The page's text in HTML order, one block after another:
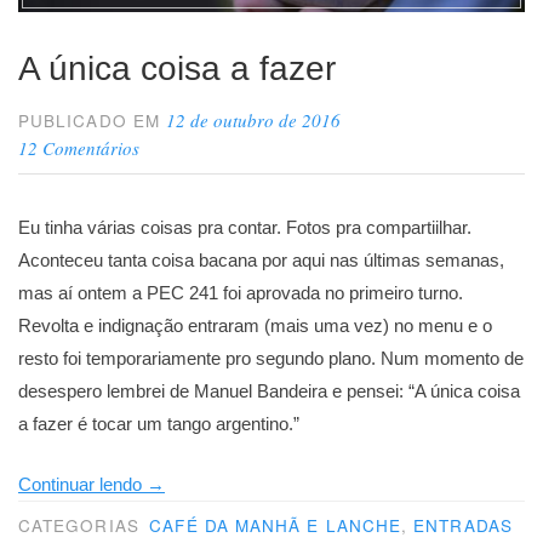
A única coisa a fazer
PUBLICADO EM 12 de outubro de 2016
12 Comentários
Eu tinha várias coisas pra contar. Fotos pra compartiilhar.
Aconteceu tanta coisa bacana por aqui nas últimas semanas,
mas aí ontem a PEC 241 foi aprovada no primeiro turno.
Revolta e indignação entraram (mais uma vez) no menu e o
resto foi temporariamente pro segundo plano. Num momento de
desespero lembrei de Manuel Bandeira e pensei: “A única coisa
a fazer é tocar um tango argentino.”
Continuar lendo “A
única
→
CATEGORIAS CAFÉ DA MANHÃ E LANCHE, ENTRADAS